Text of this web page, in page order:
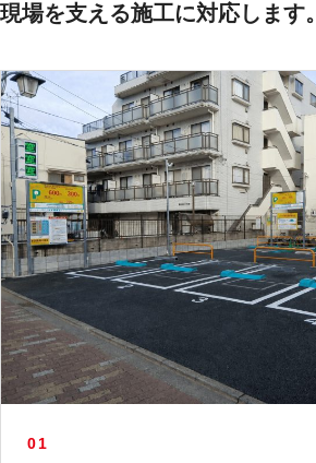
現場を支える施工に対応します。
01